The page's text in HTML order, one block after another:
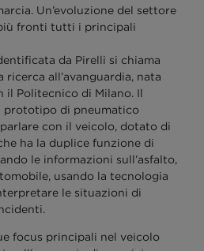
Un’evoluzione del settore
fronti tutti i principali
da Pirelli si chiama
ricerca all’avanguardia, nata
il Politecnico di Milano. Il
prototipo di pneumatico
con il veicolo, dotato di
ha la duplice funzione di
le informazioni sull’asfalto,
usando la tecnologia
le situazioni di